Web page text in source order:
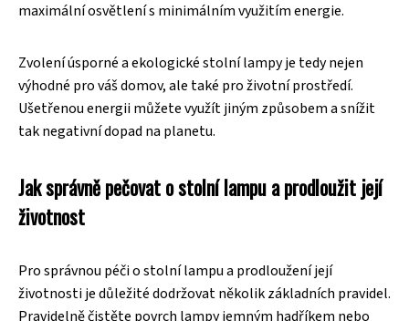
maximální osvětlení s minimálním využitím energie.
Zvolení úsporné a ekologické stolní lampy je tedy nejen
výhodné pro váš domov, ale také pro životní prostředí.
Ušetřenou energii můžete využít jiným způsobem a snížit
tak negativní dopad na planetu.
Jak správně pečovat o stolní lampu a prodloužit její
životnost
Pro správnou péči o stolní lampu a prodloužení její
životnosti je důležité dodržovat několik základních pravidel.
Pravidelně čistěte povrch lampy jemným hadříkem nebo